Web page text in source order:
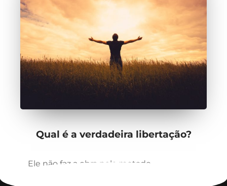
Qual é a verdadeira libertação?
Ele não faz a obra pela metade.